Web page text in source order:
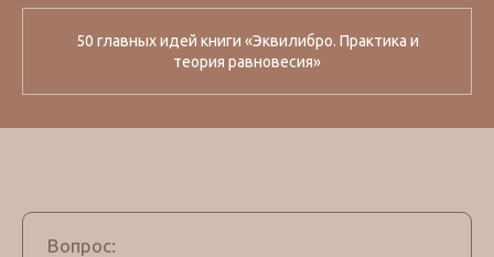
50 главных идей книги «Эквилибро. Практика и
теория равновесия»
Вопрос: